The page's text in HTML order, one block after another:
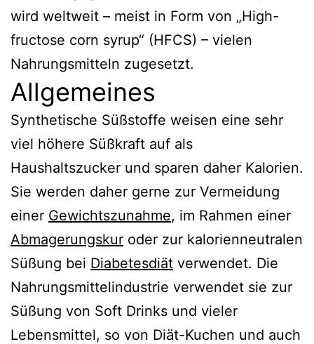
Krebsgefahr?
Süßstoffe und Gewichtszunahme
Süßstoffe als Umwelt-Kontaminanten
Verweise
wird weltweit – meist in Form von „High-
fructose corn syrup“ (HFCS) – vielen
Nahrungsmitteln zugesetzt.
Allgemeines
Synthetische Süßstoffe weisen eine sehr
viel höhere Süßkraft auf als
Haushaltszucker und sparen daher Kalorien.
Sie werden daher gerne zur Vermeidung
einer Gewichtszunahme, im Rahmen einer
Abmagerungskur oder zur kalorienneutralen
Süßung bei Diabetesdiät verwendet. Die
Nahrungsmittelindustrie verwendet sie zur
Süßung von Soft Drinks und vieler
Lebensmittel, so von Diät-Kuchen und auch